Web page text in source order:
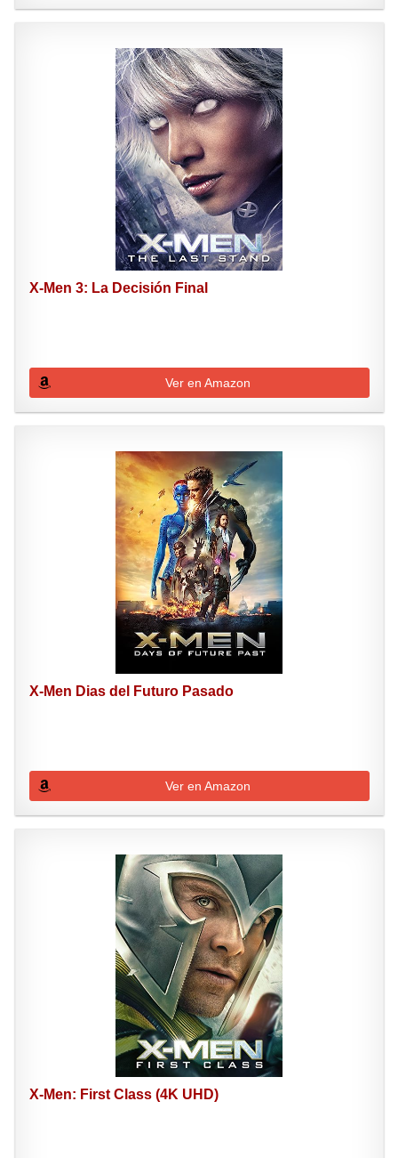
X-Men 3: La Decisión Final
Ver en Amazon
X-Men Dias del Futuro Pasado
Ver en Amazon
X-Men: First Class (4K UHD)